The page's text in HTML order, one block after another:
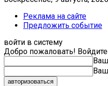
Реклама на сайте
Предложить событие
войти в систему
Добро пожаловать!